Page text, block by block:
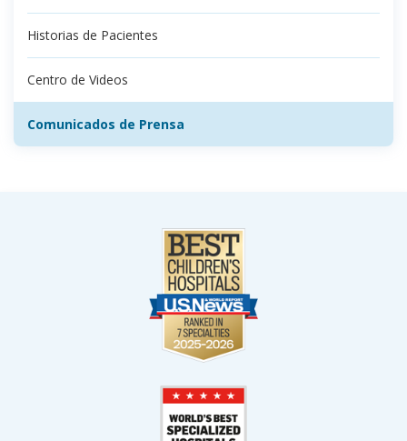
Historias de Pacientes
Centro de Videos
Comunicados de Prensa